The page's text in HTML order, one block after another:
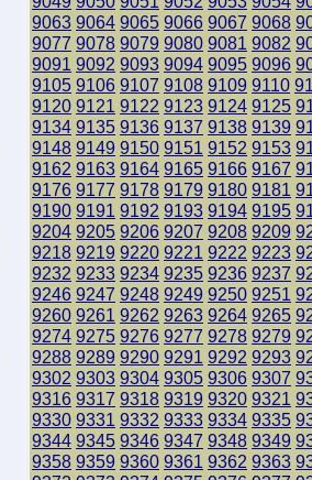
9063 9064 9065 9066 9067 9068
9077 9078 9079 9080 9081 9082
9091 9092 9093 9094 9095 9096
9105 9106 9107 9108 9109 9110
9120 9121 9122 9123 9124 9125
9134 9135 9136 9137 9138 9139
9148 9149 9150 9151 9152 9153
9162 9163 9164 9165 9166 9167
9176 9177 9178 9179 9180 9181
9190 9191 9192 9193 9194 9195
9204 9205 9206 9207 9208 9209
9218 9219 9220 9221 9222 9223
9232 9233 9234 9235 9236 9237
9246 9247 9248 9249 9250 9251
9260 9261 9262 9263 9264 9265
9274 9275 9276 9277 9278 9279
9288 9289 9290 9291 9292 9293
9302 9303 9304 9305 9306 9307
9316 9317 9318 9319 9320 9321
9330 9331 9332 9333 9334 9335
9344 9345 9346 9347 9348 9349
9358 9359 9360 9361 9362 9363